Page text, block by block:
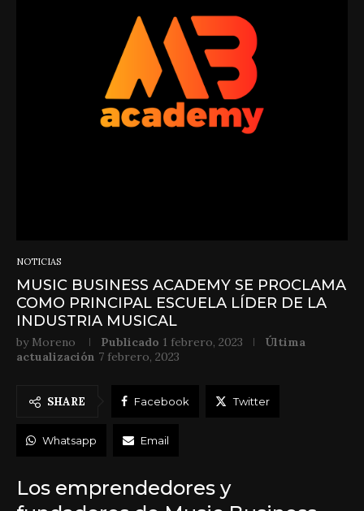
NOTICIAS
MUSIC BUSINESS ACADEMY SE PROCLAMA
COMO PRINCIPAL ESCUELA LÍDER DE LA
INDUSTRIA MUSICAL
by Moreno Publicado 1 febrero, 2023
Última
actualización 7 febrero, 2023
SHARE Facebook Twitter
Whatsapp Email
Los emprendedores y